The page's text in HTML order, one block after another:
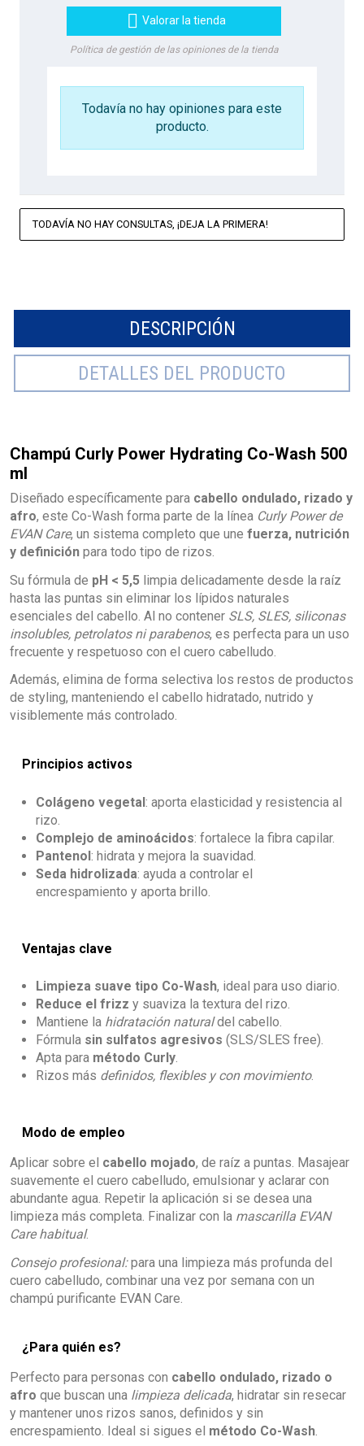
 Valorar la tienda
Política de gestión de las opiniones de la tienda
Todavía no hay opiniones para este
producto.
TODAVÍA NO HAY CONSULTAS, ¡DEJA LA PRIMERA!
DESCRIPCIÓN
DETALLES DEL PRODUCTO
Champú Curly Power Hydrating Co-Wash 500
ml
Diseñado específicamente para cabello ondulado, rizado y
afro, este Co-Wash forma parte de la línea Curly Power de
EVAN Care, un sistema completo que une fuerza, nutrición
y definición para todo tipo de rizos.
Su fórmula de pH < 5,5 limpia delicadamente desde la raíz
hasta las puntas sin eliminar los lípidos naturales
esenciales del cabello. Al no contener SLS, SLES, siliconas
insolubles, petrolatos ni parabenos, es perfecta para un uso
frecuente y respetuoso con el cuero cabelludo.
Además, elimina de forma selectiva los restos de productos
de styling, manteniendo el cabello hidratado, nutrido y
visiblemente más controlado.
Principios activos
Colágeno vegetal: aporta elasticidad y resistencia al
rizo.
Complejo de aminoácidos: fortalece la fibra capilar.
Pantenol: hidrata y mejora la suavidad.
Seda hidrolizada: ayuda a controlar el
encrespamiento y aporta brillo.
Ventajas clave
Limpieza suave tipo Co-Wash, ideal para uso diario.
Reduce el frizz y suaviza la textura del rizo.
Mantiene la hidratación naturaldel cabello.
Fórmula sin sulfatos agresivos (SLS/SLES free).
Apta para método Curly.
Rizos más definidos, flexibles y con movimiento.
Modo de empleo
Aplicar sobre el cabello mojado, de raíz a puntas. Masajear
suavemente el cuero cabelludo, emulsionar y aclarar con
abundante agua. Repetir la aplicación si se desea una
limpieza más completa. Finalizar con la mascarilla EVAN
Care habitual.
Consejo profesional:para una limpieza más profunda del
cuero cabelludo, combinar una vez por semana con un
champú purificante EVAN Care.
¿Para quién es?
Perfecto para personas con cabello ondulado, rizado o
afro que buscan una limpieza delicada, hidratar sin resecar
y mantener unos rizos sanos, definidos y sin
encrespamiento. Ideal si sigues el método Co-Wash